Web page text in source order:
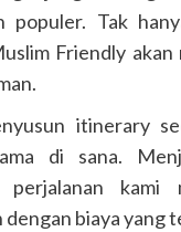
populer. Tak
Friendly
itinerary
di sana.
perjalanan kami
biaya yang